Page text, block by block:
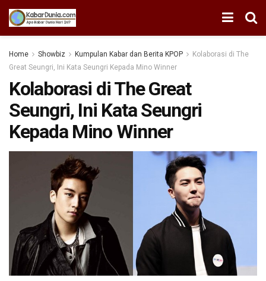
Home Showbiz Kumpulan Kabar dan Berita KPOP
Kolaborasi di The
Great Seungri, Ini Kata Seungri Kepada Mino Winner
Kolaborasi di The Great
Seungri, Ini Kata Seungri
Kepada Mino Winner